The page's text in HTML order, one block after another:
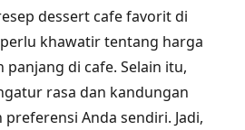
dessert cafe favorit di
khawatir tentang harga
di cafe. Selain itu,
rasa dan kandungan
Anda sendiri. Jadi,